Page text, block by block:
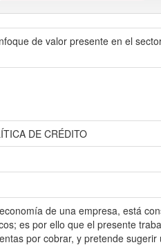
de valor presente en el
DE CRÉDITO
de una empresa, está
es por ello que el presente
por cobrar, y pretende